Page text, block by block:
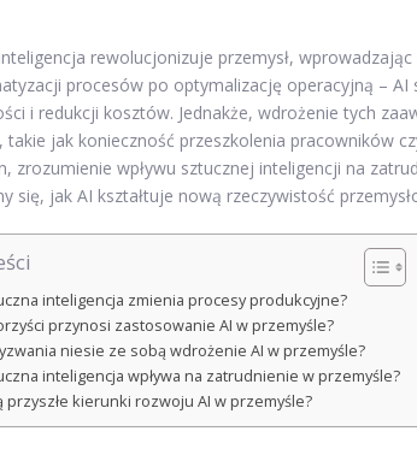
rewolucjonizuje przemysł,
procesów po optymalizację operacyjną –
i redukcji kosztów. Jednakże, wdrożenie tych
takie jak konieczność przeszkolenia pracowników
zrozumienie wpływu sztucznej inteligencji na
się, jak AI kształtuje nową rzeczywistość
inteligencja zmienia procesy produkcyjne?
przynosi zastosowanie AI w przemyśle?
niesie ze sobą wdrożenie AI w przemyśle?
inteligencja wpływa na zatrudnienie w przemyśle?
przyszłe kierunki rozwoju AI w przemyśle?